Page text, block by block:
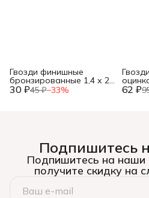
30 ₽45 ₽−33%
Гвозди финишные
бронзированные 1,4 х 25
(фасовка 30 шт.) 62 ₽
Подпишитесь
Подпишитесь на наши
получите скидку на